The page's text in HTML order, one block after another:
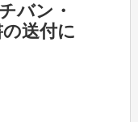
バン・
送付に